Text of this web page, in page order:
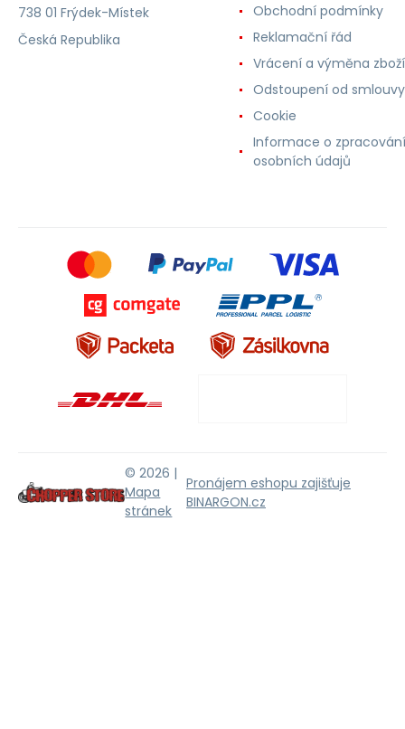
738 01 Frýdek-Místek
Česká Republika
Obchodní podmínky
Reklamační řád
Vrácení a výměna zboží
Odstoupení od smlouvy
Cookie
Informace o zpracování
osobních údajů
© 2026 |
Mapa
stránek
Pronájem eshopu zajišťuje
BINARGON.cz